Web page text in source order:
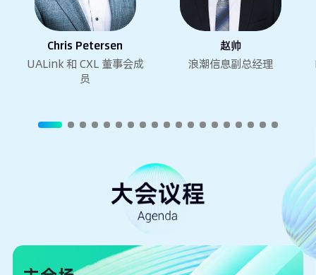
Chris Petersen
UALink 和 CXL 董事会成
员
赵帅
浪潮信息副总经理